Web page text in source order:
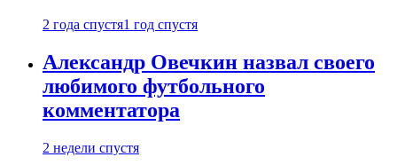
2 года спустя1 год спустя
Александр Овечкин назвал своего
любимого футбольного
комментатора
2 недели спустя